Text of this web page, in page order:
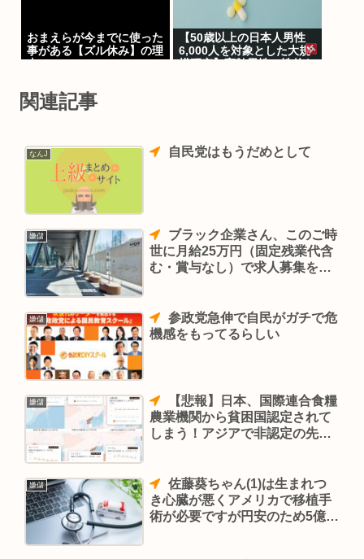
おまえらが今までに使った
事がある【ズル休み】の理
由
【50歳以上の日本人男性
6,000人を対象とした大規
模研究】高齢男性の性的な
関連記事
なんJ 自民党はもうだめとして
嫌儲
世に月給25万円（固定残業代含
む・賞与なし）で求人募集をか
嫌儲
参政党急伸で自民がガチで危
機感をもってるらしい
嫌儲
農業機関から貧困国認定されて
しまう！アジアで非認定の先進
嫌儲
佐藤葵ちゃん(1)は生まれつ
き心臓が悪くアメリカで移植手
術が必要ですが円安のため5億3